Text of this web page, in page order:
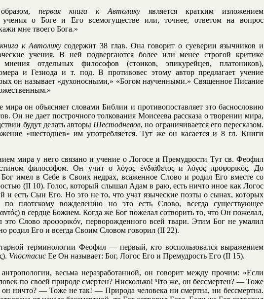
первая книга к Автоликуявляется кратким изложением
учения о Боге и Его всемогуществе или, точнее, ответом на вопрос
мне твоего Бога.»
к Автоликусодержит 38 глав. Она говорит о суеверии язычников и
учения. В ней подвергаются более или менее строгой критике
мнения отдельных философов (стоиков, эпикурейцев, платоников),
и Гезиода и т. под. В противовес этому автор предлагает учение
он называет «духоносными,» «Богом наученными.» Священное Писание
мира он объясняет словами Библии и противопоставляет это баснословию
Он не дает построчного толкования Моисеева рассказа о творении мира,
будут делать авторы Шестодневов, но ограничивается его пересказом.
«шестоднев» им употребляется. Тут же он касается и 8 гл. Книги
мира у него связано и учение о Логосе и Премудрости Тут св. Феофил
философом. Он учит о λόγος ένδιάθετος и λόγος προφορικός. До
имел в Себе в Своих недрах, всаженное Слово и родил Его вместе со
(II 10). Голос, который слышал Адам в раю, есть ничто иное как Логос
и есть Сын Его. Но это не то, что учат языческие поэты о сынах, которых
плотскому вожделению но это есть Слово, всегда существующее
в сердце Божием. Когда же Бог пожелал сотворить то, что Он пожелал,
это Слово προφορικόν, перворожденного всей твари. Этим Бог не умалил
родил Его и всегда Своим Словом говорил (II 22).
терминологии Феофил — первый, кто воспользовался выражением
Vnocmacuc Ее Он называет: Бог, Логос Его и Премудрость Его (II 15).
весьма неразработанной, он говорит между прочим: «Если
по своей природе смертен? Нисколько! Что же, он бессмертен? — Тоже
ничто? — Тоже не так! — Природа человека ни смертна, ни бессмертна.